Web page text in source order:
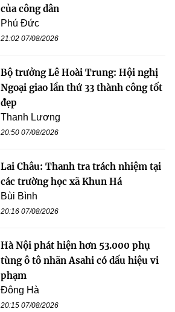
của công dân
Phú Đức
21:02 07/08/2026
Bộ trưởng Lê Hoài Trung: Hội nghị
Ngoại giao lần thứ 33 thành công tốt
đẹp
Thanh Lương
20:50 07/08/2026
Lai Châu: Thanh tra trách nhiệm tại
các trường học xã Khun Há
Bùi Bình
20:16 07/08/2026
Hà Nội phát hiện hơn 53.000 phụ
tùng ô tô nhãn Asahi có dấu hiệu vi
phạm
Đông Hà
20:15 07/08/2026